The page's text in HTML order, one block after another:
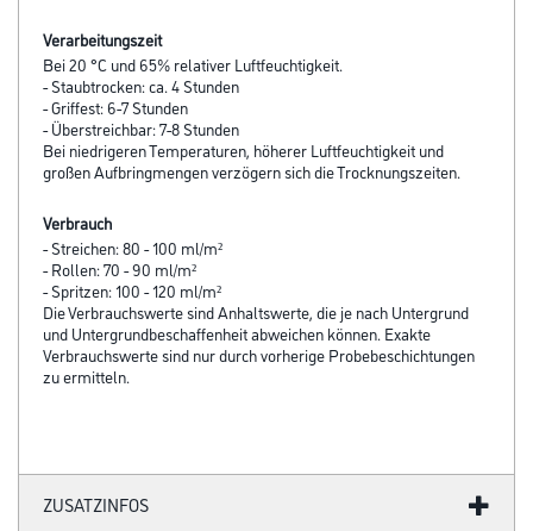
Verarbeitungszeit
Bei 20 °C und 65% relativer Luftfeuchtigkeit.
- Staubtrocken: ca. 4 Stunden
- Griffest: 6-7 Stunden
- Überstreichbar: 7-8 Stunden
Bei niedrigeren Temperaturen, höherer Luftfeuchtigkeit und
großen Aufbringmengen verzögern sich die Trocknungszeiten.
Verbrauch
- Streichen: 80 - 100 ml/m²
- Rollen: 70 - 90 ml/m²
- Spritzen: 100 - 120 ml/m²
Die Verbrauchswerte sind Anhaltswerte, die je nach Untergrund
und Untergrundbeschaffenheit abweichen können. Exakte
Verbrauchswerte sind nur durch vorherige Probebeschichtungen
zu ermitteln.
ZUSATZINFOS